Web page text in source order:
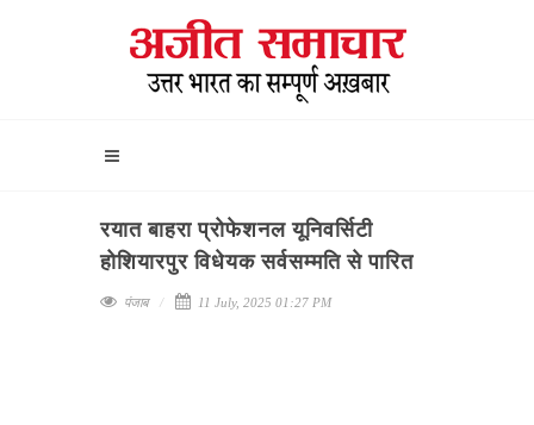
रयात बाहरा प्रोफेशनल यूनिवर्सिटी
होशियारपुर विधेयक सर्वसम्मति से पारित
पंजाब 11 July, 2025 01:27 PM